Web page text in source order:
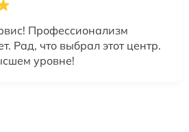
Профессионализм
Рад, что выбрал этот центр.
уровне!